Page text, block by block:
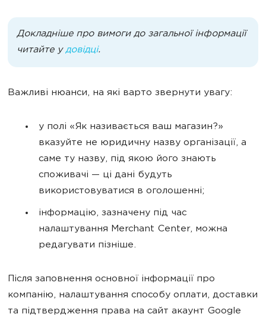
Докладніше про вимоги до загальної інформації
читайте удовідці.
Важливі нюанси, на які варто звернути увагу:
у полі «Як називається ваш магазин?»
вказуйте не юридичну назву організації, а
саме ту назву, під якою його знають
споживачі — ці дані будуть
використовуватися в оголошенні;
інформацію, зазначену під час
налаштування Merchant Center, можна
редагувати пізніше.
Після заповнення основної інформації про
компанію, налаштування способу оплати, доставки
та підтвердження права на сайт акаунт Google